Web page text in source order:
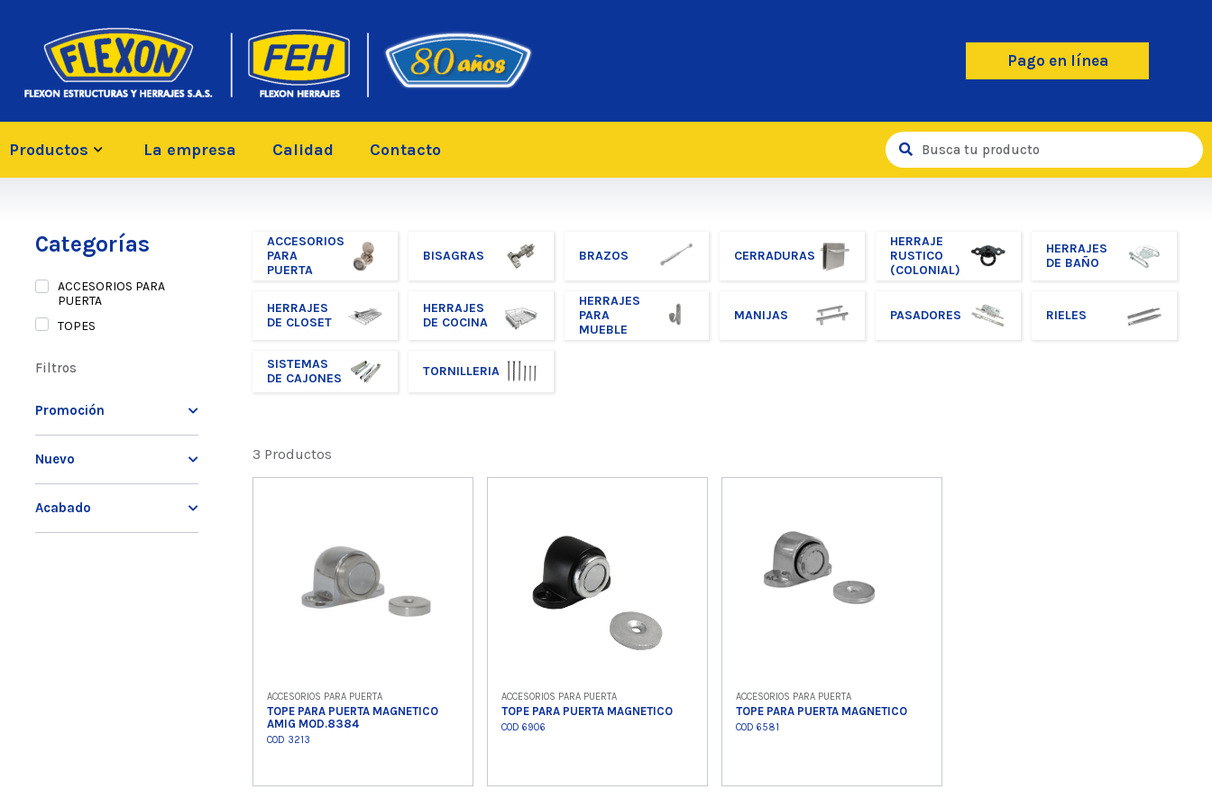
Pago en línea
Productos La empresa Calidad Contacto
Categorías
ACCESORIOS PARA
PUERTA
TOPES
Filtros
Promoción
Nuevo
Acabado
ACCESORIOS
PARA
PUERTA
BISAGRAS BRAZOS CERRADURAS
HERRAJE
RUSTICO
(COLONIAL)
HERRAJES
DE BAÑO
HERRAJES
DE CLOSET
HERRAJES
DE COCINA
HERRAJES
PARA
MUEBLE
MANIJAS PASADORES RIELES
SISTEMAS
DE CAJONES
TORNILLERIA
3 Productos
ACCESORIOS PARA PUERTA
TOPE PARA PUERTA MAGNETICO
AMIG MOD.8384
COD 3213
ACCESORIOS PARA PUERTA
TOPE PARA PUERTA MAGNETICO
COD 6906
ACCESORIOS PARA PUERTA
TOPE PARA PUERTA MAGNETICO
COD 6581